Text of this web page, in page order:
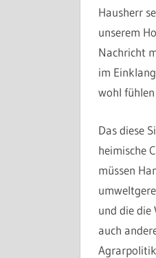
Hausherr
unserem
Nachricht
im
wohl
Das diese
heimische
müssen
und die die
auch